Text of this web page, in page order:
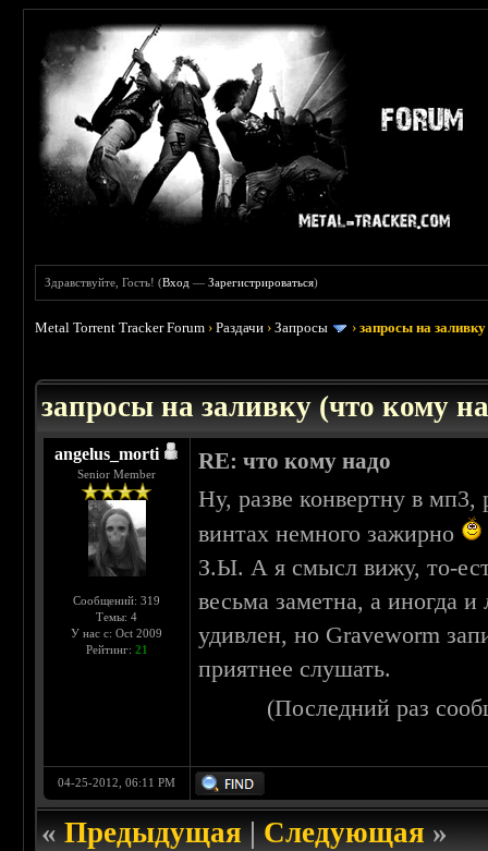
Здравствуйте, Гость! (Вход —Зарегистрироваться)
Metal Torrent Tracker Forum ›Раздачи ›Запросы ›запросы на
запросы на заливку (что кому
angelus_morti
Senior Member
Сообщений: 319
Темы: 4
У нас с: Oct 2009
Рейтинг: 21
RE: что кому надо
Ну, разве конвертну в
винтах немного зажирно
З.Ы. А я смысл вижу, то-
весьма заметна, а иногда
удивлен, но Graveworm
приятнее слушать.
(Последний раз
04-25-2012, 06:11 PM
«Предыдущая|Следующая»